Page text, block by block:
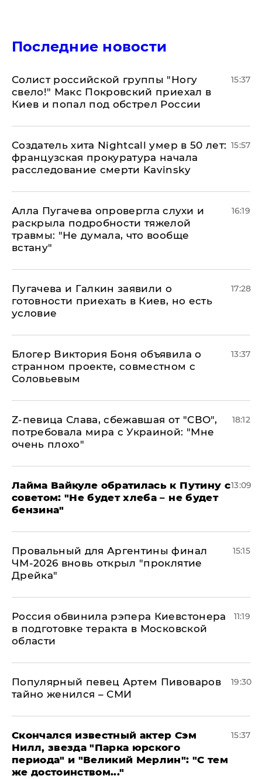
Последние новости
Солист российской группы "Ногу
свело!" Макс Покровский приехал в
Киев и попал под обстрел России
15:37
Создатель хита Nightcall умер в 50 лет:
французская прокуратура начала
расследование смерти Kavinsky
15:57
Алла Пугачева опровергла слухи и
раскрыла подробности тяжелой
травмы: "Не думала, что вообще
встану"
16:19
Пугачева и Галкин заявили о
готовности приехать в Киев, но есть
условие
17:28
Блогер Виктория Боня объявила о
странном проекте, совместном с
Соловьевым
13:37
Z-певица Слава, сбежавшая от "СВО",
потребовала мира с Украиной: "Мне
очень плохо"
18:12
Лайма Вайкуле обратилась к Путину с
советом: "Не будет хлеба – не будет
бензина"
13:09
Провальный для Аргентины финал
ЧМ-2026 вновь открыл "проклятие
Дрейка"
15:15
Россия обвинила рэпера Киевстонера
в подготовке теракта в Московской
области
11:19
Популярный певец Артем Пивоваров
тайно женился – СМИ
19:30
Скончался известный актер Сэм
Нилл, звезда "Парка юрского
периода" и "Великий Мерлин": "С тем
же достоинством..."
15:37